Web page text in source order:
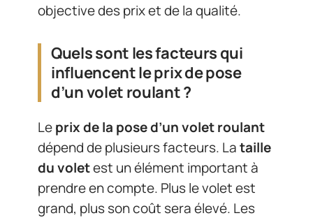
objective des prix et de la qualité.
Quels sont les facteurs qui
influencent le prix de pose
d’un volet roulant ?
Leprix de la pose d’un volet roulant
dépend de plusieurs facteurs. Lataille
du voletest un élément important à
prendre en compte. Plus le volet est
grand, plus son coût sera élevé. Les